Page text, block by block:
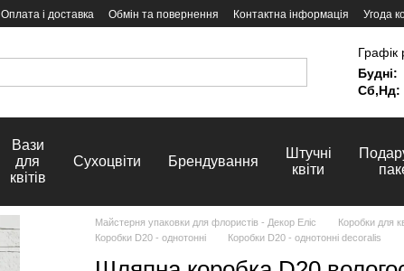
Оплата і доставка Обмін та повернення Контактна інформація Угода
Графік
Будні:
Сб,Нд:
Вази
для
квітів
Сухоцвіти Брендування
Штучні
квіти
Майстерня упаковки для флористів - Декор Еліс Коробки для
Коробки D20 - однотонні
Коробки D20 - однотонні decoralis